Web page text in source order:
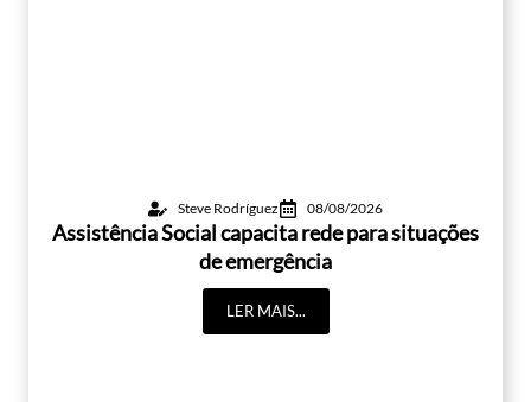
Steve Rodríguez 08/08/2026
Assistência Social capacita rede para situações
de emergência
LER MAIS...